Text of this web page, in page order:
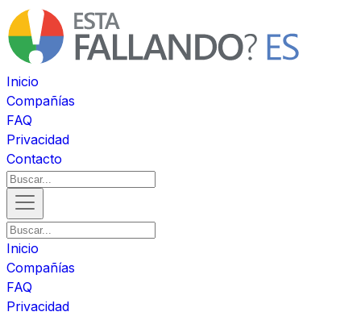
Inicio
Compañías
FAQ
Privacidad
Contacto
Inicio
Compañías
FAQ
Privacidad